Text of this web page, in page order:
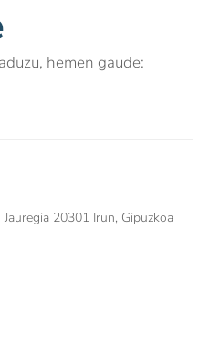
hemen gaude:
20301 Irun, Gipuzkoa